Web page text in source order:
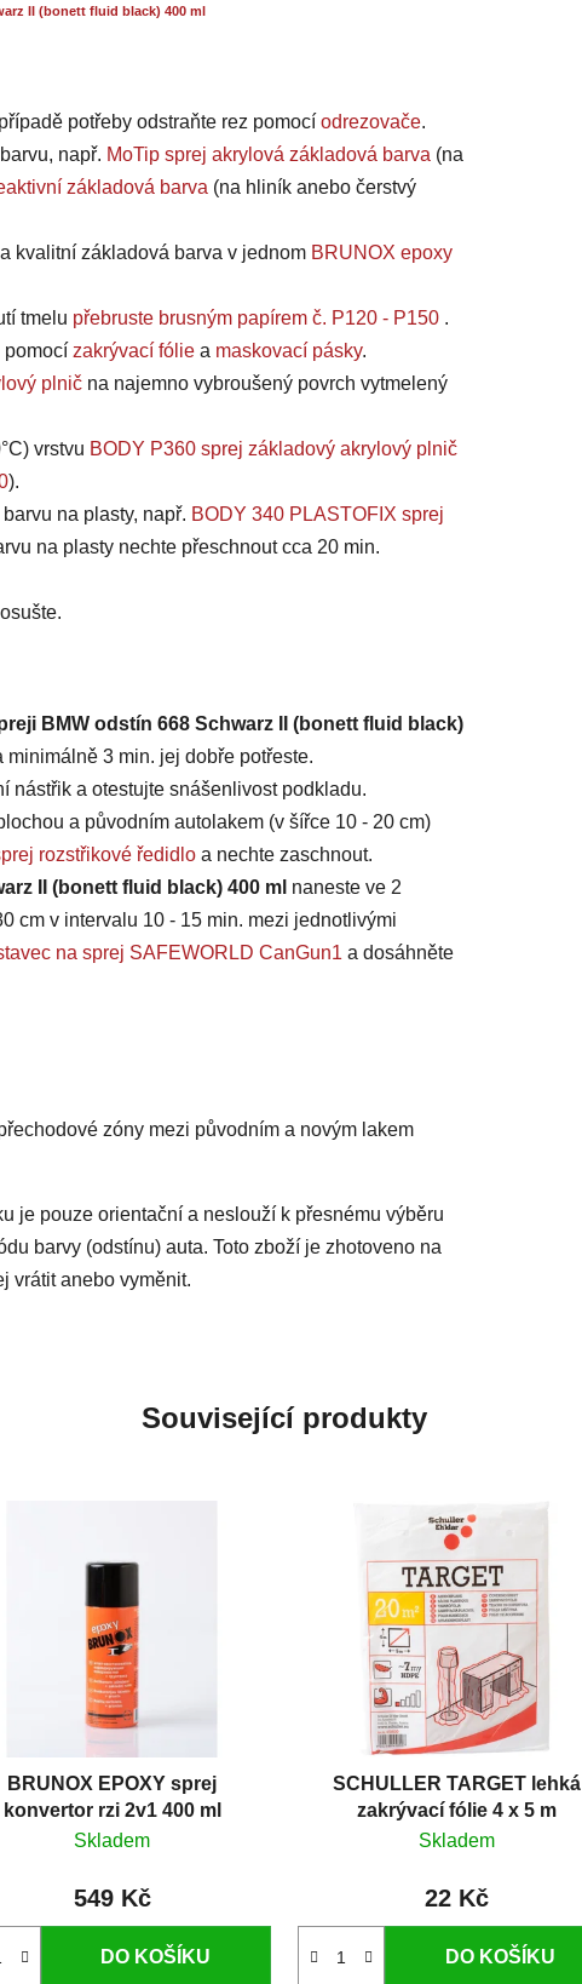
II (bonett fluid black) 400 ml
potřeby odstraňte rez pomocí odrezovače.
např. MoTip sprej akrylová základová barva (na
základová barva (na hliník anebo čerstvý
kvalitní základová barva v jednom BRUNOX epoxy
tmelu přebruste brusným papírem č. P120 - P150 .
pomocí zakrývací fólie a maskovací pásky.
plnič na najemno vybroušený povrch vytmelený
vrstvu BODY P360 sprej základový akrylový plnič
).
na plasty, např. BODY 340 PLASTOFIX sprej
na plasty nechte přeschnout cca 20 min.
BMW odstín 668 Schwarz II (bonett fluid black)
3 min. jej dobře potřeste.
nástřik a otestujte snášenlivost podkladu.
a původním autolakem (v šířce 10 - 20 cm)
rozstřikové ředidlo a nechte zaschnout.
II (bonett fluid black) 400 ml naneste ve 2
cm v intervalu 10 - 15 min. mezi jednotlivými
na sprej SAFEWORLD CanGun1 a dosáhněte
zóny mezi původním a novým lakem
je pouze orientační a neslouží k přesnému výběru
barvy (odstínu) auta. Toto zboží je zhotoveno na
vrátit anebo vyměnit.
Související produkty
BRUNOX EPOXY sprej
konvertor rzi 2v1 400 ml
Skladem
549 Kč
DO KOŠÍKU
SCHULLER TARGET lehká
zakrývací fólie 4 x 5 m
Skladem
22 Kč
DO KOŠÍKU